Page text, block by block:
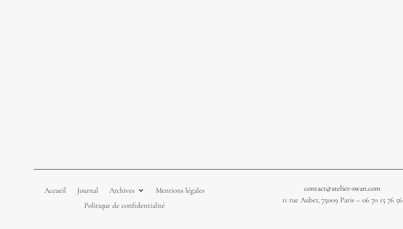
Accueil Journal Archives
Mentions légales
Politique de confidentialité
contact@atelier-swan.com
11 rue Auber, 75009 Paris – 06 70 15 76 56